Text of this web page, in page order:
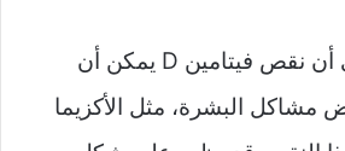
تشير الدراسات إلى أن نقص فيتامين D يمكن أن
البشرة، مثل الأكزيما